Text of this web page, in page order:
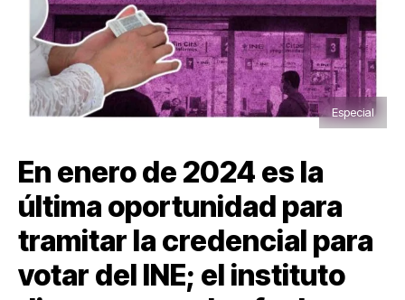
Especial
En enero de 2024 es la
última oportunidad para
tramitar la credencial para
votar del INE; el instituto